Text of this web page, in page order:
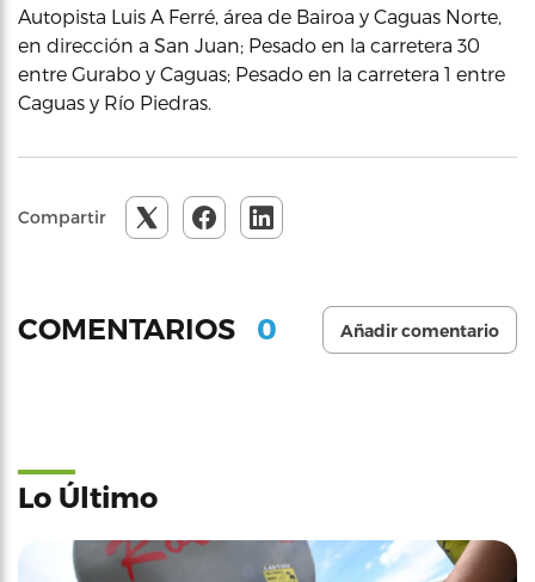
Autopista Luis A Ferré, área de Bairoa y Caguas Norte,
en dirección a San Juan; Pesado en la carretera 30
entre Gurabo y Caguas; Pesado en la carretera 1 entre
Caguas y Río Piedras.
Compartir
COMENTARIOS 0 Añadir comentario
Lo Último